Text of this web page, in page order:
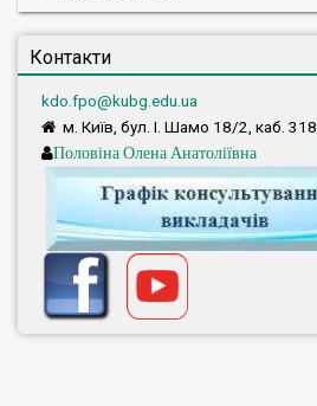
Контакти
kdo.fpo@kubg.edu.ua
м. Київ, бул. І. Шамо 18/2, каб. 318
Половіна Олена Анатоліївна